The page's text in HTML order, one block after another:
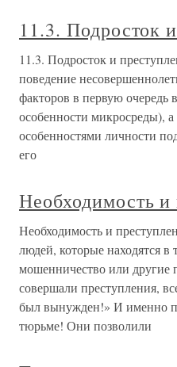
11.3. Подросток
11.3. Подросток и
поведение
факторов в первую очередь
особенности микросреды),
особенностями личности
его
Необходимость и
Необходимость и
людей, которые находятся в
мошенничество или другие
совершали преступления,
был вынужден!» И именно
тюрьме! Они позволили